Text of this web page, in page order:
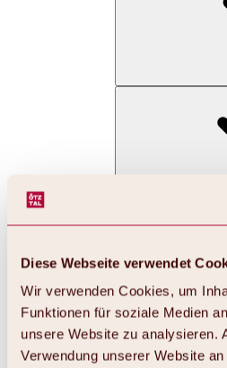
Diese Webseite verwendet
Wir verwenden Cookies, um
Funktionen für soziale Medien
unsere Website zu analysieren.
Verwendung unserer Website